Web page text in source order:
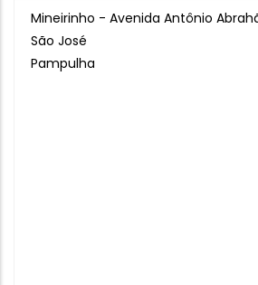
Mineirinho - Avenida Antônio
São José
Pampulha